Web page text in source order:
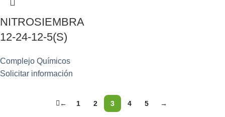
NITROSIEMBRA
12-24-12-5(S)
Complejo Químicos
Solicitar información
← 1 2 3 4 5 →